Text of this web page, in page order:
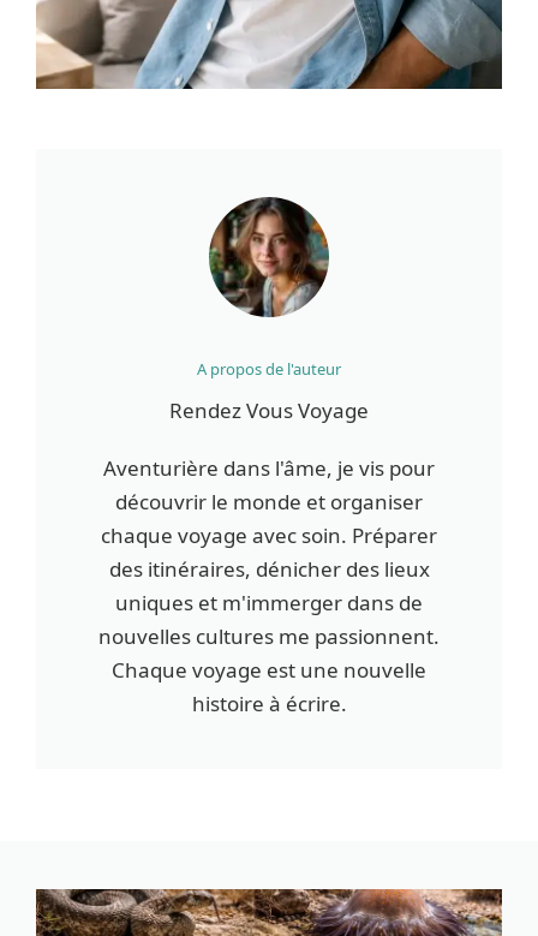
A propos de l'auteur
Rendez Vous Voyage
Aventurière dans l'âme, je vis pour
découvrir le monde et organiser
chaque voyage avec soin. Préparer
des itinéraires, dénicher des lieux
uniques et m'immerger dans de
nouvelles cultures me passionnent.
Chaque voyage est une nouvelle
histoire à écrire.